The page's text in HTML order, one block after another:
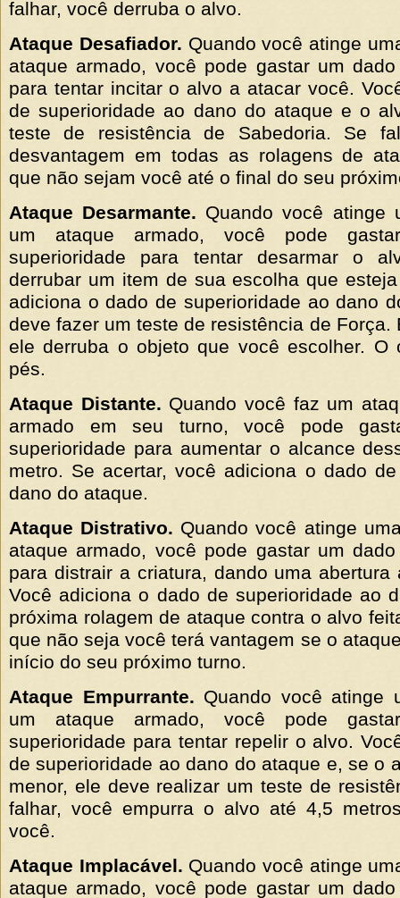
falhar, você derruba o alvo.
Ataque Desafiador. Quando você atinge
ataque armado, você pode gastar um
para tentar incitar o alvo a atacar você.
de superioridade ao dano do ataque e o
teste de resistência de Sabedoria. Se
desvantagem em todas as rolagens de
que não sejam você até o final do seu
Ataque Desarmante. Quando você atinge
um ataque armado, você pode
superioridade para tentar desarmar o
derrubar um item de sua escolha que
adiciona o dado de superioridade ao dano
deve fazer um teste de resistência de Força.
ele derruba o objeto que você escolher. O
pés.
Ataque Distante. Quando você faz um
armado em seu turno, você pode
superioridade para aumentar o alcance
metro. Se acertar, você adiciona o dado
dano do ataque.
Ataque Distrativo. Quando você atinge
ataque armado, você pode gastar um
para distrair a criatura, dando uma abertura
Você adiciona o dado de superioridade ao
próxima rolagem de ataque contra o alvo
que não seja você terá vantagem se o
início do seu próximo turno.
Ataque Empurrante. Quando você atinge
um ataque armado, você pode
superioridade para tentar repelir o alvo.
de superioridade ao dano do ataque e, se o
menor, ele deve realizar um teste de
falhar, você empurra o alvo até 4,5
você.
Ataque Implacável. Quando você atinge
ataque armado, você pode gastar um